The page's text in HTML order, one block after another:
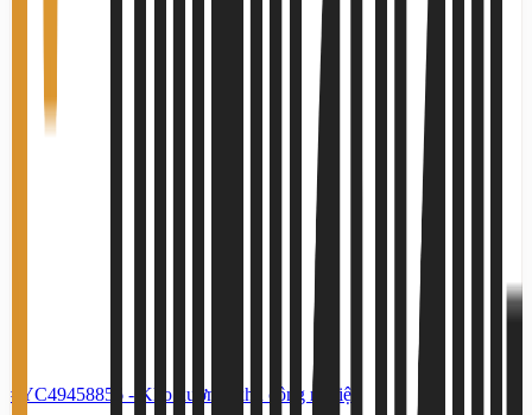
#YC49458856 - Kho xưởng, khu công nghiệp